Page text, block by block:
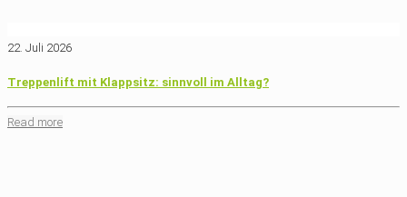
22. Juli 2026
Treppenlift mit Klappsitz: sinnvoll im Alltag?
Read more